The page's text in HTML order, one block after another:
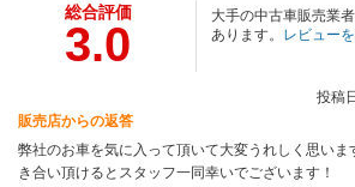
総合評価
3.0
大手の中古車販売業
あります。 レビュー
投稿
販売店からの返答
弊社のお車を気に入って頂いて大変うれしく思い
き合い頂けるとスタッフ一同幸いでございます！